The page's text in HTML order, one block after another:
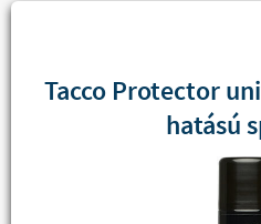
Tacco Protector
hatású